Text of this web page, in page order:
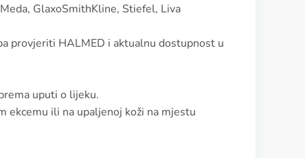
GlaxoSmithKline, Stiefel, Liva
provjeriti HALMED i aktualnu dostupnost u
uputi o lijeku.
ekcemu ili na upaljenoj koži na mjestu